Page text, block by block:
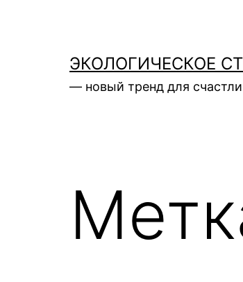
содержимомуЭКОЛОГИЧЕСКОЕ
— новый тренд для